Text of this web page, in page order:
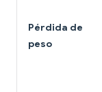
Pérdida de
peso